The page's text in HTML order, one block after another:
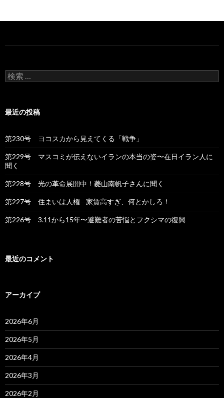
検
索
最近の投稿
第230号 ヨコスカから見えてくる「戦争」
第229号 マスコミが伝えないイランの本当の姿〜在日イラン人に
聞く
第228号 光の革命展開中！菱山南帆子さんに聞く
第227号 住まいは人権—家賃高すぎ、何とかしろ！
第226号 3.11から15年〜避難者の苦悩とフクシマの復興
最近のコメント
アーカイブ
2026年6月
2026年5月
2026年4月
2026年3月
2026年2月